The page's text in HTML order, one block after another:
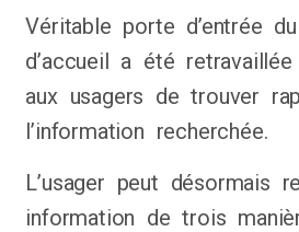
Véritable porte d’entrée
d’accueil a été
aux usagers de trouver
l’information recherchée.
L’usager peut désormais
information de trois